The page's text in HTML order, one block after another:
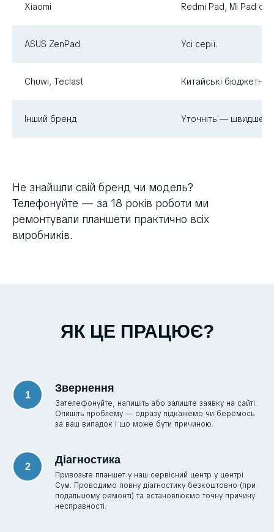
Xiaomi Redmi Pad, Mi Pad
ASUS ZenPad Усі серії.
Chuwi, Teclast Китайські бюджетні
Інший бренд Уточніть — швидше
Не знайшли свій бренд чи модель?
Телефонуйте — за 18 років роботи ми
ремонтували планшети практично всіх
виробників.
ЯК ЦЕ ПРАЦЮЄ?
Звернення
Зателефонуйте, напишіть або залиште заявку на сайті.
Опишіть проблему — одразу підкажемо чи беремось
за ваш випадок і що може бути причиною.
Діагностика
Привозьте планшет у наш сервісний центр у центрі
Сум. Проводимо повну діагностику безкоштовно (при
подальшому ремонті) та встановлюємо точну причину
несправності.